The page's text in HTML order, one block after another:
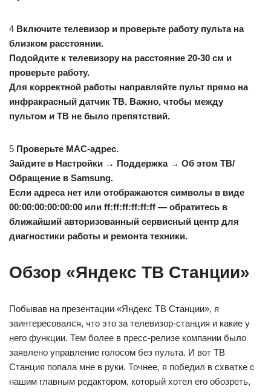
4 Включите телевизор и проверьте работу пульта на
близком расстоянии.
Подойдите к телевизору на расстояние 20-30 см и
проверьте работу.
Для корректной работы направляйте пульт прямо на
инфракрасный датчик ТВ. Важно, чтобы между
пультом и ТВ не было препятствий.
5 Проверьте MAC-адрес.
Зайдите в Настройки → Поддержка → Об этом ТВ/
Обращение в Samsung.
Если адреса нет или отображаются символы в виде
00:00:00:00:00:00 или ff:ff:ff:ff:ff:ff — обратитесь в
ближайший авторизованный сервисный центр для
диагностики работы и ремонта техники.
Обзор «Яндекс ТВ Станции»
Побывав на презентации «Яндекс ТВ Станции», я
заинтересовался, что это за телевизор‑станция и какие у
него функции. Тем более в пресс‑релизе компании было
заявлено управление голосом без пульта. И вот ТВ
Станция попала мне в руки. Точнее, я победил в схватке с
нашим главным редактором, который хотел его обозреть,